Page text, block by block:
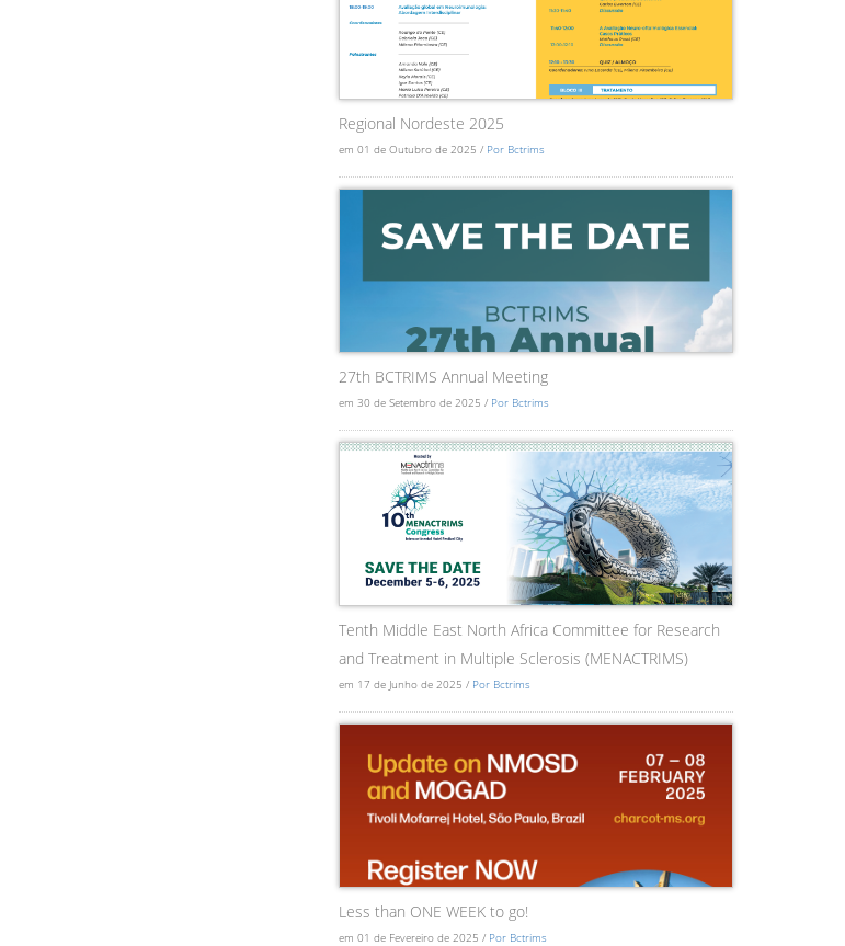
Regional Nordeste 2025
em 01 de Outubro de 2025 / Por Bctrims
27th BCTRIMS Annual Meeting
em 30 de Setembro de 2025 / Por Bctrims
Tenth Middle East North Africa Committee for Research
and Treatment in Multiple Sclerosis (MENACTRIMS)
em 17 de Junho de 2025 / Por Bctrims
Less than ONE WEEK to go!
em 01 de Fevereiro de 2025 / Por Bctrims